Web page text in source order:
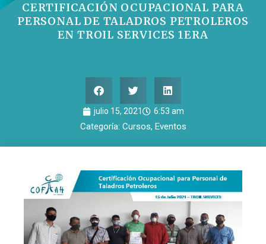
CERTIFICACIÓN OCUPACIONAL PARA
PERSONAL DE TALADROS PETROLEROS
EN TROIL SERVICES 1ERA
julio 15, 2021 6:53 am
Categoría: Cursos, Eventos